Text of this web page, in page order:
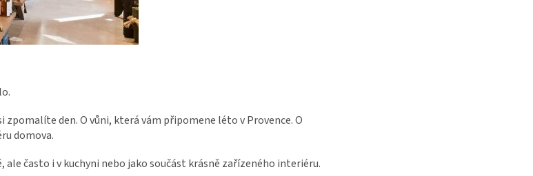
zpomalíte den. O vůni, která vám připomene léto v Provence. O
domova.
často i v kuchyni nebo jako součást krásně zařízeného interiéru.